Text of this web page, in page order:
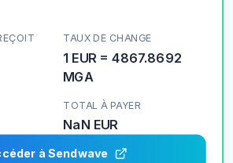
TAUX DE CHANGE
1 EUR=4867.8692
MGA
TOTAL À PAYER
NaN EUR
à Sendwave